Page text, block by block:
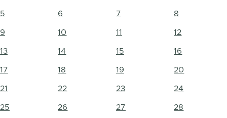
5 6 7 8
9 10 11 12
13 14 15 16
17 18 19 20
21 22 23 24
25 26 27 28